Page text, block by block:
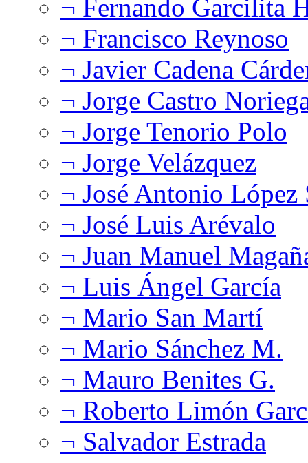
¬ Fernando Garcilita
¬ Francisco Reynoso
¬ Javier Cadena
¬ Jorge Castro
¬ Jorge Tenorio Polo
¬ Jorge Velázquez
¬ José Antonio López
¬ José Luis Arévalo
¬ Juan Manuel
¬ Luis Ángel García
¬ Mario San Martí
¬ Mario Sánchez M.
¬ Mauro Benites G.
¬ Roberto Limón
¬ Salvador Estrada